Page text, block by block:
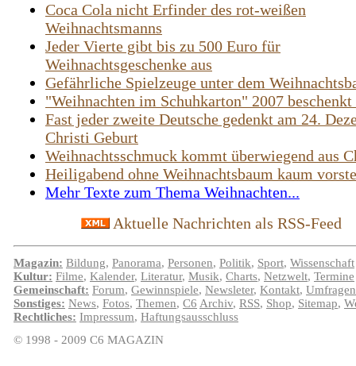
Coca Cola nicht Erfinder des rot-weißen
Weihnachtsmanns
Jeder Vierte gibt bis zu 500 Euro für
Weihnachtsgeschenke aus
Gefährliche Spielzeuge unter dem
"Weihnachten im Schuhkarton" 2007
Fast jeder zweite Deutsche gedenkt am 24.
Christi Geburt
Weihnachtsschmuck kommt überwiegend aus
Heiligabend ohne Weihnachtsbaum kaum
Mehr Texte zum Thema Weihnachten...
Aktuelle Nachrichten als RSS-Feed
Magazin: Bildung, Panorama, Personen, Politik, Sport, Wissenschaft
Kultur: Filme, Kalender, Literatur, Musik, Charts, Netzwelt, Termine
Gemeinschaft: Forum, Gewinnspiele, Newsleter, Kontakt, Umfragen
Sonstiges: News, Fotos, Themen, C6 Archiv, RSS, Shop, Sitemap,
Rechtliches: Impressum, Haftungsausschluss
© 1998 - 2009 C6 MAGAZIN